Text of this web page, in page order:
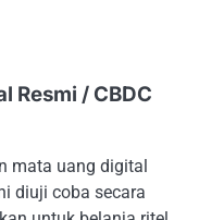
Resmi / CBDC
mata uang digital
diuji coba secara